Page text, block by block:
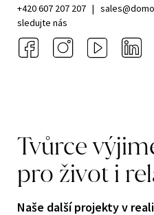
+420 607 207 207 |
sledujte nás
Tvůrce
pro životi
Naše další projekty v